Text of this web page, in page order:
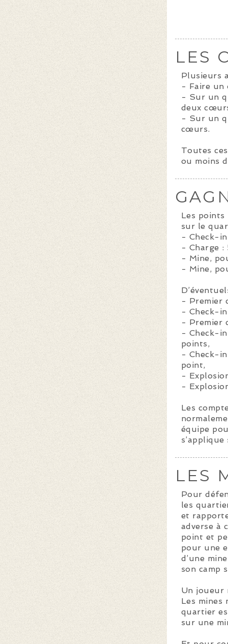
LES
Plusieurs
- Faire un
- Sur un
deux
- Sur un
cœurs.
Toutes
ou moins
Les
sur le
- Check-
- Charge :
- Mine,
- Mine,
- Premier
- Check-
- Premier
- Check-
points,
- Check-
point,
-
-
Les
équipe
LES
Pour
les
et
adverse à
point et
pour une
d’une
son camp
Un joueur
Les mines
quartier
sur une